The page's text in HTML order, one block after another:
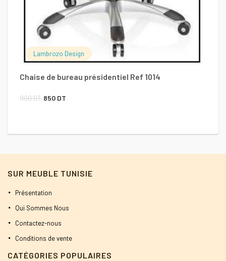
Lambrozo Design
Chaise de bureau présidentiel Ref 1014
900DT Le
900 DT.
850 DT
850 DT.
SUR MEUBLE TUNISIE
Présentation
Qui Sommes Nous
Contactez-nous
Conditions de vente
CATÉGORIES POPULAIRES